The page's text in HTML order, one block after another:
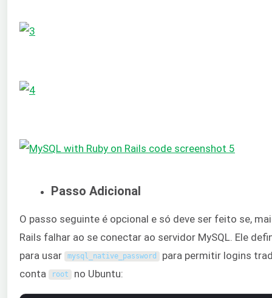
Passo Adicional
O passo seguinte é opcional e só deve ser feito se,
Rails falhar ao se conectar ao servidor MySQL. Ele
para usar
mysql_native_password para permitir logins
conta
root no Ubuntu: